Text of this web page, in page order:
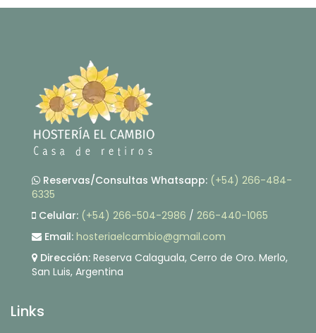
Reservas/Consultas Whatsapp: (+54) 266-484-
6335
Celular: (+54) 266-504-2986 / 266-440-1065
Email: hosteriaelcambio@gmail.com
Dirección: Reserva Calaguala, Cerro de Oro. Merlo,
San Luis, Argentina
Links